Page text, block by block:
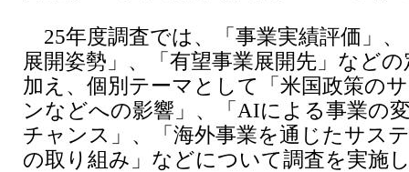
25年度調査では、「事業実績評価」、
展開姿勢」、「有望事業展開先」など
加え、個別テーマとして「米国政策の
ンなどへの影響」、「AIによる事業の
チャンス」、「海外事業を通じたサス
の取り組み」などについて調査を実施